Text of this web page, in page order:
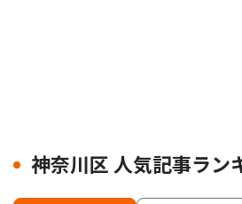
神奈川区 人気記事ラン